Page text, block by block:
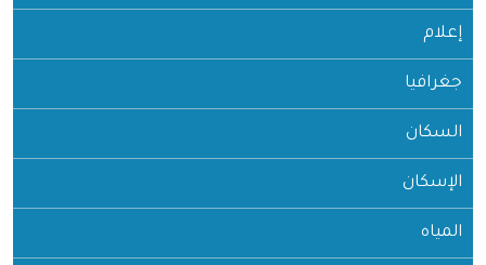
إعلام
جغرافيا
السكان
الإسكان
المياه